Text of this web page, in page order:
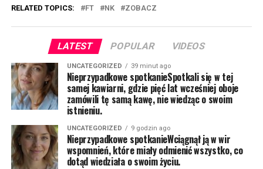
RELATED TOPICS: FT NK ZOBACZ
LATEST POPULAR VIDEOS
UNCATEGORIZED 39 minut ago
Nieprzypadkowe spotkanieSpotkali się w tej
samej kawiarni, gdzie pięć lat wcześniej oboje
zamówili tę samą kawę, nie wiedząc o swoim
istnieniu.
UNCATEGORIZED 9 godzin ago
Nieprzypadkowe spotkanieWciągnął ją w wir
wspomnień, które miały odmienić wszystko, co
dotąd wiedziała o swoim życiu.